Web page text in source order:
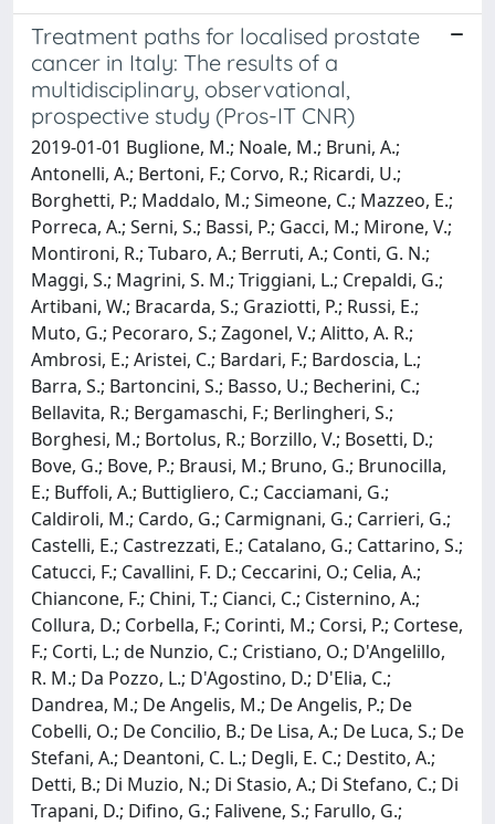
Treatment paths for localised prostate
cancer in Italy: The results of a
multidisciplinary, observational,
prospective study (Pros-IT CNR)
2019-01-01 Buglione, M.; Noale, M.; Bruni, A.;
Antonelli, A.; Bertoni, F.; Corvo, R.; Ricardi, U.;
Borghetti, P.; Maddalo, M.; Simeone, C.; Mazzeo, E.;
Porreca, A.; Serni, S.; Bassi, P.; Gacci, M.; Mirone, V.;
Montironi, R.; Tubaro, A.; Berruti, A.; Conti, G. N.;
Maggi, S.; Magrini, S. M.; Triggiani, L.; Crepaldi, G.;
Artibani, W.; Bracarda, S.; Graziotti, P.; Russi, E.;
Muto, G.; Pecoraro, S.; Zagonel, V.; Alitto, A. R.;
Ambrosi, E.; Aristei, C.; Bardari, F.; Bardoscia, L.;
Barra, S.; Bartoncini, S.; Basso, U.; Becherini, C.;
Bellavita, R.; Bergamaschi, F.; Berlingheri, S.;
Borghesi, M.; Bortolus, R.; Borzillo, V.; Bosetti, D.;
Bove, G.; Bove, P.; Brausi, M.; Bruno, G.; Brunocilla,
E.; Buffoli, A.; Buttigliero, C.; Cacciamani, G.;
Caldiroli, M.; Cardo, G.; Carmignani, G.; Carrieri, G.;
Castelli, E.; Castrezzati, E.; Catalano, G.; Cattarino, S.;
Catucci, F.; Cavallini, F. D.; Ceccarini, O.; Celia, A.;
Chiancone, F.; Chini, T.; Cianci, C.; Cisternino, A.;
Collura, D.; Corbella, F.; Corinti, M.; Corsi, P.; Cortese,
F.; Corti, L.; de Nunzio, C.; Cristiano, O.; D'Angelillo,
R. M.; Da Pozzo, L.; D'Agostino, D.; D'Elia, C.;
Dandrea, M.; De Angelis, M.; De Angelis, P.; De
Cobelli, O.; De Concilio, B.; De Lisa, A.; De Luca, S.; De
Stefani, A.; Deantoni, C. L.; Degli, E. C.; Destito, A.;
Detti, B.; Di Muzio, N.; Di Stasio, A.; Di Stefano, C.; Di
Trapani, D.; Difino, G.; Falivene, S.; Farullo, G.;